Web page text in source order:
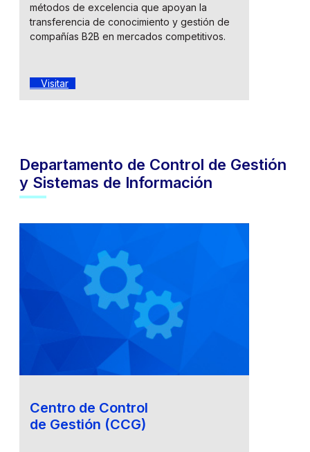
métodos de excelencia que apoyan la
transferencia de conocimiento y gestión de
compañías B2B en mercados competitivos.
Visitar
Departamento de Control de Gestión
y Sistemas de Información
Centro de Control
de Gestión (CCG)